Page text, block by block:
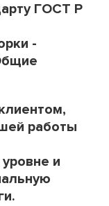
ГОСТ Р
-
работы
и